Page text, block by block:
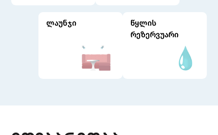
ლაუნჯი
წყლის
რეზერვუარი